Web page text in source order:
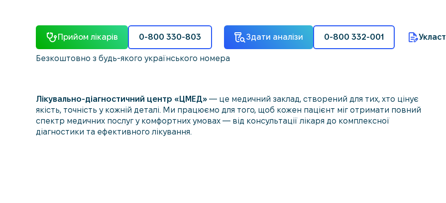
Прийом лікарів 0-800 330-803 Здати аналізи 0-800 332-001
Безкоштовно з будь-якого українського номера
Лікувально-діагностичний центр «ЦМЕД» — це медичний заклад, створений для тих, хто цінує
якість, точність у кожній деталі. Ми працюємо для того, щоб кожен пацієнт міг отримати повний
спектр медичних послуг у комфортних умовах — від консультації лікаря до комплексної
діагностики та ефективного лікування.